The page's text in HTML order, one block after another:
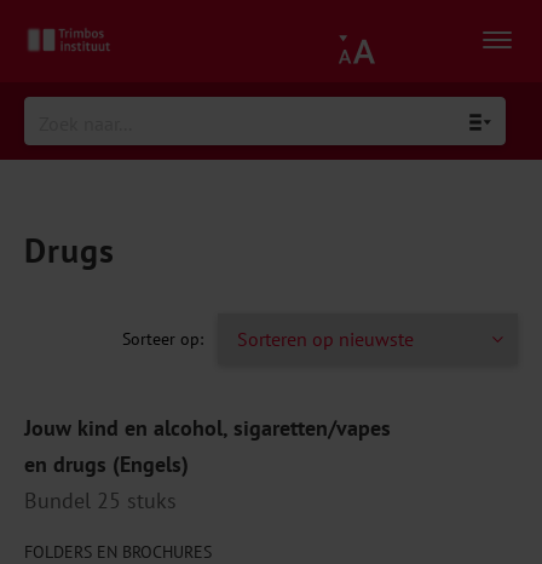
Drugs
Jouw kind en alcohol, sigaretten/vapes
en drugs (Engels)
Bundel 25 stuks
FOLDERS EN BROCHURES